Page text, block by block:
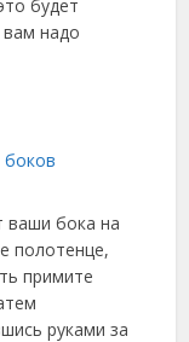
будет
вам надо
ваши бока на
полотенце,
примите
руками за